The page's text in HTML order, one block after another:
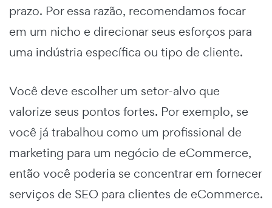
prazo. Por essa razão, recomendamos focar
em um nicho e direcionar seus esforços para
uma indústria específica ou tipo de cliente.
Você deve escolher um setor-alvo que
valorize seus pontos fortes. Por exemplo, se
você já trabalhou como um profissional de
marketing para um negócio de eCommerce,
então você poderia se concentrar em fornecer
serviços de SEO para clientes de eCommerce.